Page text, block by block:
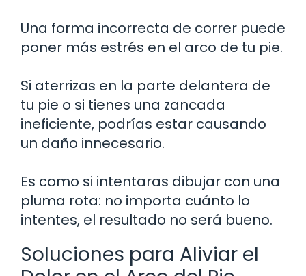
Una forma incorrecta de correr puede
poner más estrés en el arco de tu pie.
Si aterrizas en la parte delantera de
tu pie o si tienes una zancada
ineficiente, podrías estar causando
un daño innecesario.
Es como si intentaras dibujar con una
pluma rota: no importa cuánto lo
intentes, el resultado no será bueno.
Soluciones para Aliviar el